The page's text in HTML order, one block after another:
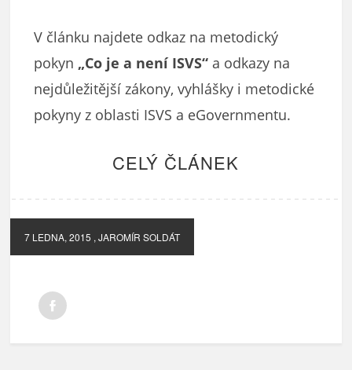
V článku najdete odkaz na metodický
pokyn „Co je a není ISVS“ a odkazy na
nejdůležitější zákony, vyhlášky i metodické
pokyny z oblasti ISVS a eGovernmentu.
CELÝ ČLÁNEK
7 LEDNA, 2015 , JAROMÍR SOLDÁT